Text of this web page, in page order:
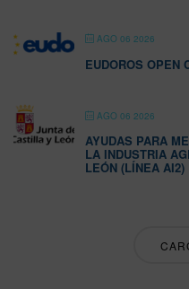
AGO 06 2026
EUDOROS OPEN
AGO 06 2026
AYUDAS PARA
LA INDUSTRIA
LEÓN (LÍNEA AI2)